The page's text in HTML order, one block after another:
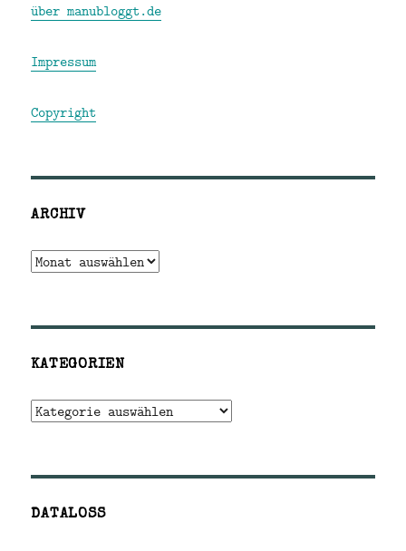
über manubloggt.de
Impressum
Copyright
ARCHIV
Archiv
KATEGORIEN
Kategorien
DATALOSS